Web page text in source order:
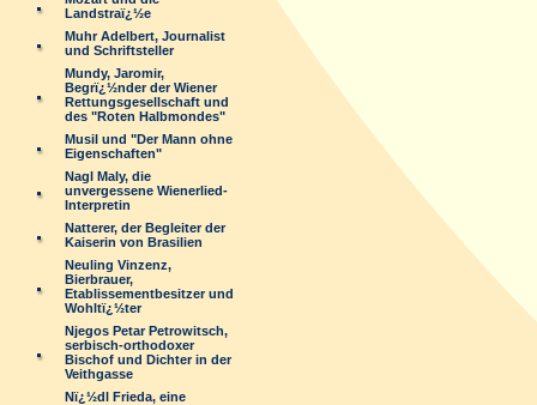
Landstraï¿½e
Muhr Adelbert, Journalist
und Schriftsteller
Mundy, Jaromir,
Begrï¿½nder der Wiener
Rettungsgesellschaft und
des "Roten Halbmondes"
Musil und "Der Mann ohne
Eigenschaften"
Nagl Maly, die
unvergessene Wienerlied-
Interpretin
Natterer, der Begleiter der
Kaiserin von Brasilien
Neuling Vinzenz,
Bierbrauer,
Etablissementbesitzer und
Wohltï¿½ter
Njegos Petar Petrowitsch,
serbisch-orthodoxer
Bischof und Dichter in der
Veithgasse
Nï¿½dl Frieda, eine